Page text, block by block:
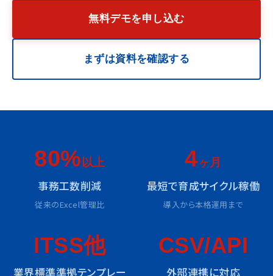
無料デモを申し込む
まずは資料を確認する
80% 以上
事務工数削減
従来のExcel管理比
4ヶ月
最短で育成サイクル稼働
導入から本格運用まで
ITSS他
業界標準準拠テンプレー
CSV/API
外部連携に対応